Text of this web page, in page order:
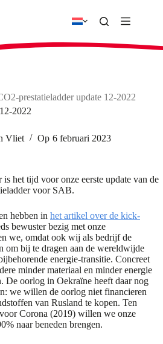
prestatieladder update 12-2022
2022
Vliet Op 6 februari 2023
het tijd voor onze eerste update van de
voor SAB.
hebben in het artikel over de kick-
bewuster bezig met onze
we, omdat ook wij als bedrijf de
om bij te dragen aan de wereldwijde
energie-transitie. Concreet
minder materiaal en minder energie
De oorlog in Oekraïne heeft daar nog
we willen de oorlog niet financieren
van Rusland te kopen. Ten
Corona (2019) willen we onze
naar beneden brengen.